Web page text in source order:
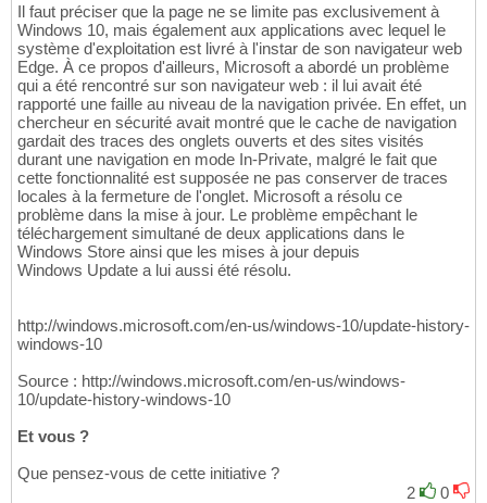
Il faut préciser que la page ne se limite pas exclusivement à
Windows 10, mais également aux applications avec lequel le
système d'exploitation est livré à l'instar de son navigateur web
Edge. À ce propos d'ailleurs, Microsoft a abordé un problème
qui a été rencontré sur son navigateur web : il lui avait été
rapporté une faille au niveau de la navigation privée. En effet, un
chercheur en sécurité avait montré que le cache de navigation
gardait des traces des onglets ouverts et des sites visités
durant une navigation en mode In-Private, malgré le fait que
cette fonctionnalité est supposée ne pas conserver de traces
locales à la fermeture de l'onglet. Microsoft a résolu ce
problème dans la mise à jour. Le problème empêchant le
téléchargement simultané de deux applications dans le
Windows Store ainsi que les mises à jour depuis
Windows Update a lui aussi été résolu.
http://windows.microsoft.com/en-us/windows-10/update-history-
windows-10
Source : http://windows.microsoft.com/en-us/windows-
10/update-history-windows-10
Et vous ?
Que pensez-vous de cette initiative ?
2
0